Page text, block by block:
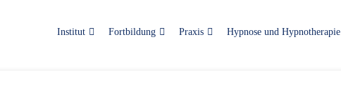
Institut Fortbildung Praxis Hypnose und Hypnotherapie